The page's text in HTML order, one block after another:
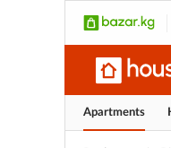
Apartments